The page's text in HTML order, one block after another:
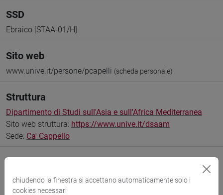
SSD
Ebraico [STAA-01/H]
Sito web
www.unive.it/persone/pcapelli (scheda personale)
Struttura
Dipartimento di Studi sull'Asia e sull'Africa Mediterranea
Sito web struttura: https://www.unive.it/dsaam
Sede: Ca' Cappello
Comunicazioni
chiudendo la finestra si accettano automaticamente solo i
cookies necessari